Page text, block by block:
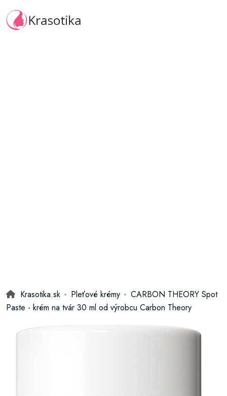
Krasotika.sk Pleťové krémy
CARBON THEORY Spot
Paste - krém na tvár 30 ml od výrobcu Carbon Theory